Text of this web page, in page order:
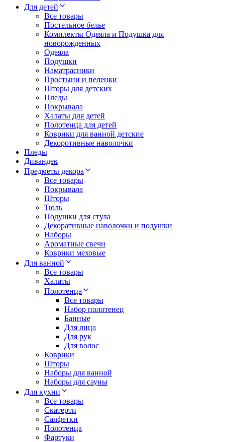
Для детей
Все товары
Постельное белье
Комплекты Одеяла и Подушка для
новорожденных
Одеяла
Подушки
Наматрасники
Простыни и пеленки
Шторы для детских
Пледы
Покрывала
Халаты для детей
Полотенца для детей
Коврики для ванной детские
Декоротивные наволочки
Пледы
Дивандек
Предметы декора
Все товары
Покрывала
Шторы
Тюль
Подушки для стула
Декоративные наволочки и подушки
Наборы
Ароматные свечи
Коврики меховые
Для ванной
Все товары
Халаты
Полотенца
Все товары
Набор полотенец
Банные
Для лица
Для рук
Для волос
Коврики
Шторы
Наборы для ванной
Наборы для сауны
Для кухни
Все товары
Скатерти
Салфетки
Полотенца
Фартуки